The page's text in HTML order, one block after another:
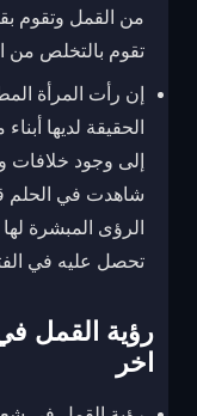
من القمل وتقوم
تقوم بالتخلص من
إن رأت المرأة
الحقيقة لديها
إلى وجود خلافات
شاهدت في الحلم
الرؤى المبشرة
تحصل عليه في
رؤية القمل
اخر